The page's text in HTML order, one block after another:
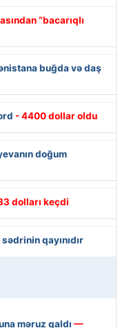
“bacarıqlı
buğda və daş
- 4400 dollar oldu
doğum
dolları keçdi
qayınıdır
məruz qaldı —